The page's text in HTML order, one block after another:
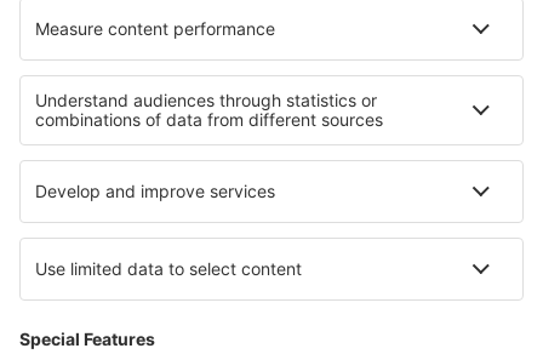
Rezervările mele
Politica de Confidențialitate
Politică cookie
Asistenţă şi contact